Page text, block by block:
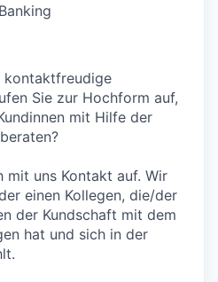
kontaktfreudige
Sie zur Hochform auf,
mit Hilfe der
mit uns Kontakt auf. Wir
einen Kollegen, die/der
der Kundschaft mit dem
hat und sich in der